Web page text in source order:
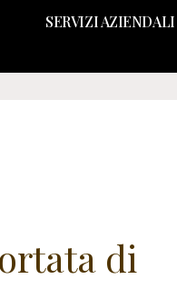
SERVIZI AZIENDALI
di